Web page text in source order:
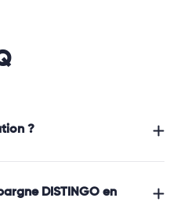
?
DISTINGO en